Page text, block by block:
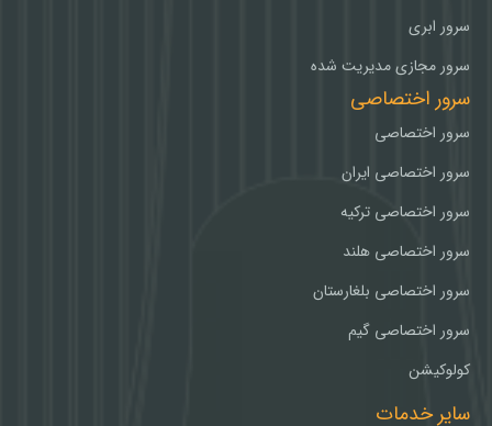
سرور ابری
سرور مجازی مدیریت شده
سرور اختصاصی
سرور اختصاصی
سرور اختصاصی ایران
سرور اختصاصی ترکیه
سرور اختصاصی هلند
سرور اختصاصی بلغارستان
سرور اختصاصی گیم
کولوکیشن
سایر خدمات